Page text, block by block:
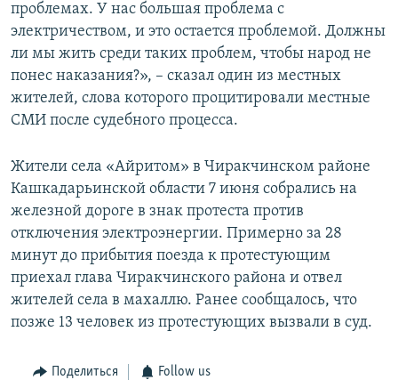
проблемах. У нас большая проблема с
электричеством, и это остается проблемой. Должны
ли мы жить среди таких проблем, чтобы народ не
понес наказания?», – сказал один из местных
жителей, слова которого процитировали местные
СМИ после судебного процесса.
Жители села «Айритом» в Чиракчинском районе
Кашкадарьинской области 7 июня собрались на
железной дороге в знак протеста против
отключения электроэнергии. Примерно за 28
минут до прибытия поезда к протестующим
приехал глава Чиракчинского района и отвел
жителей села в махаллю. Ранее сообщалось, что
позже 13 человек из протестующих вызвали в суд.
Поделиться Follow us